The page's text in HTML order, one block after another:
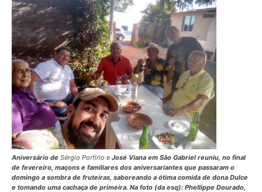
Aniversário de Sérgio Porfirio e José Viana em São Gabriel reuniu, no final
de fevereiro, maçons e familiares dos aniversariantes que passaram o
domingo a sombra de fruteiras, saboreando a ótima comida de dona Dulce
e tomando uma cachaça de primeira. Na foto (da esq): Phellippe Dourado,